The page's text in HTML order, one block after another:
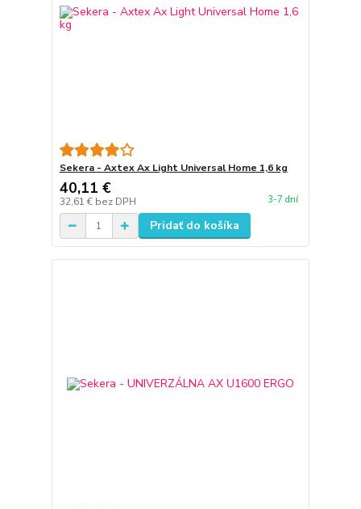
Sekera - Axtex Ax Light Universal Home 1,6 kg
40,11 €
32,61 € bez DPH 3-7 dní
Pridať do košíka